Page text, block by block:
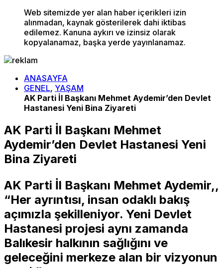
Web sitemizde yer alan haber içerikleri izin
alınmadan, kaynak gösterilerek dahi iktibas
edilemez. Kanuna aykırı ve izinsiz olarak
kopyalanamaz, başka yerde yayınlanamaz.
ANASAYFA
GENEL, YAŞAM
AK Parti İl Başkanı Mehmet Aydemir’den Devlet
Hastanesi Yeni Bina Ziyareti
AK Parti İl Başkanı Mehmet
Aydemir’den Devlet Hastanesi Yeni
Bina Ziyareti
AK Parti İl Başkanı Mehmet Aydemir,,
“Her ayrıntısı, insan odaklı bakış
açımızla şekilleniyor. Yeni Devlet
Hastanesi projesi aynı zamanda
Balıkesir halkının sağlığını ve
geleceğini merkeze alan bir vizyonun